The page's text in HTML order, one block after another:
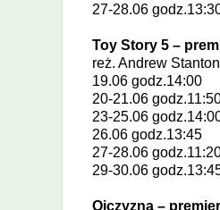
27-28.06
Toy Story 5 –
reż. Andrew
19.06 godz.14:00
20-21.06
23-25.06
26.06 godz.13:45
27-28.06
29-30.06
Ojczyzna –